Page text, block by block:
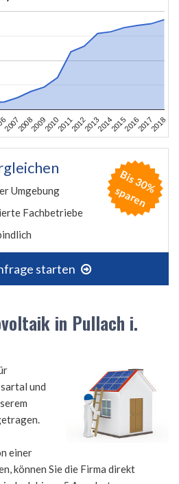
200720082009201020112012201320142015201620172018
Umgebung
Fachbetriebe
starten
B
is
3
0
%
s
p
a
r
e
n
in Pullach i.
und
einer
können Sie die Firma direkt